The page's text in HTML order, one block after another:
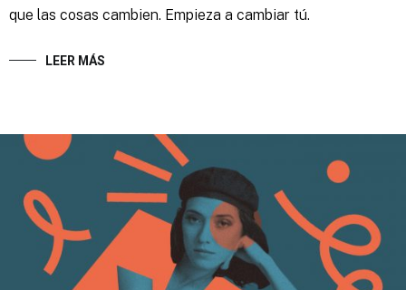
que las cosas cambien. Empieza a cambiar tú.
LEER MÁS